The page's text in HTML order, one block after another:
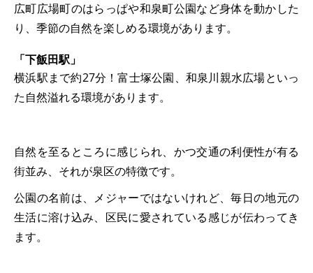
広町広場町のはらっぱや和泉町公園など身体を動かした
り、季節の自然を楽しめる環境があります。
「下飯田駅」
横浜駅まで約27分！富士塚公園、和泉川親水広場といっ
た自然溢れる環境があります。
自然を至るところに感じられ、かつ交通の利便性が有る
街並み、それが泉区の特徴です。
公園の名前は、メジャーではないけれど、毎日の地元の
生活に溶け込み、区民に愛されている感じが伝わってき
ます。